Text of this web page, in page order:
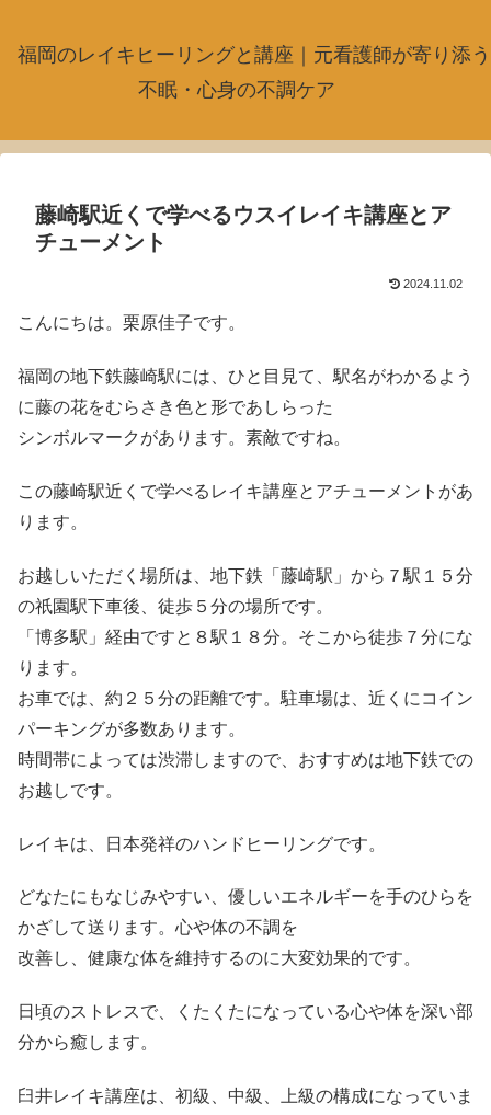
福岡のレイキヒーリングと講座｜元看護師が寄り添う
不眠・心身の不調ケア
藤崎駅近くで学べるウスイレイキ講座とア
チューメント
2024.11.02
こんにちは。栗原佳子です。
福岡の地下鉄藤崎駅には、ひと目見て、駅名がわかるよう
に藤の花をむらさき色と形であしらった
シンボルマークがあります。素敵ですね。
この藤崎駅近くで学べるレイキ講座とアチューメントがあ
ります。
お越しいただく場所は、地下鉄「藤崎駅」から７駅１５分
の祇園駅下車後、徒歩５分の場所です。
「博多駅」経由ですと８駅１８分。そこから徒歩７分にな
ります。
お車では、約２５分の距離です。駐車場は、近くにコイン
パーキングが多数あります。
時間帯によっては渋滞しますので、おすすめは地下鉄での
お越しです。
レイキは、日本発祥のハンドヒーリングです。
どなたにもなじみやすい、優しいエネルギーを手のひらを
かざして送ります。心や体の不調を
改善し、健康な体を維持するのに大変効果的です。
日頃のストレスで、くたくたになっている心や体を深い部
分から癒します。
臼井レイキ講座は、初級、中級、上級の構成になっていま